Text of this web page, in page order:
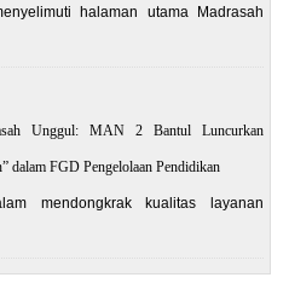
halaman utama Madrasah
Unggul: MAN 2 Bantul Luncurkan
dalam FGD Pengelolaan Pendidikan
mendongkrak kualitas layanan